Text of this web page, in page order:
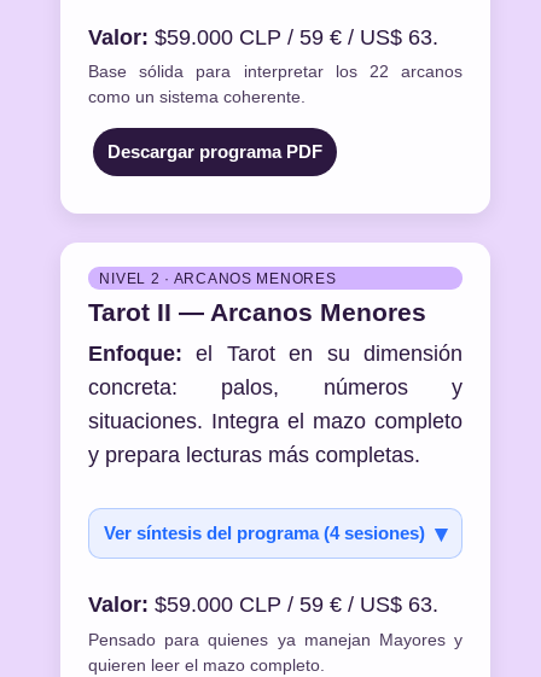
Valor: $59.000 CLP / 59 € / US$ 63.
Base sólida para interpretar los 22 arcanos
como un sistema coherente.
Descargar programa PDF
NIVEL 2 · ARCANOS MENORES
Tarot II — Arcanos Menores
Enfoque: el Tarot en su dimensión
concreta: palos, números y
situaciones. Integra el mazo completo
y prepara lecturas más completas.
Ver síntesis del programa (4 sesiones)
Valor: $59.000 CLP / 59 € / US$ 63.
Pensado para quienes ya manejan Mayores y
quieren leer el mazo completo.